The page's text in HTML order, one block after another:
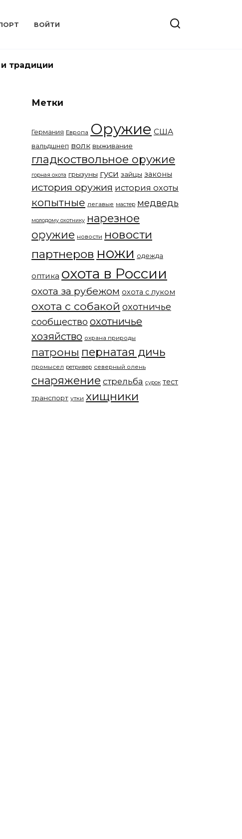
ВОЙТИ
традиции
Метки
Германия Европа Оружие США
вальдшнеп волк выживание
гладкоствольное оружие
горная охота грызуны гуси зайцы законы
история оружия история охоты
копытные легавые мастер медведь
молодому охотнику нарезное
оружие новости новости
партнеров ножи одежда
оптика охота в России
охота за рубежом охота с луком
охота с собакой охотничье
сообщество охотничье
хозяйство охрана природы
патроны пернатая дичь
промысел ретривер северный олень
снаряжение стрельба сурок тест
транспорт утки хищники